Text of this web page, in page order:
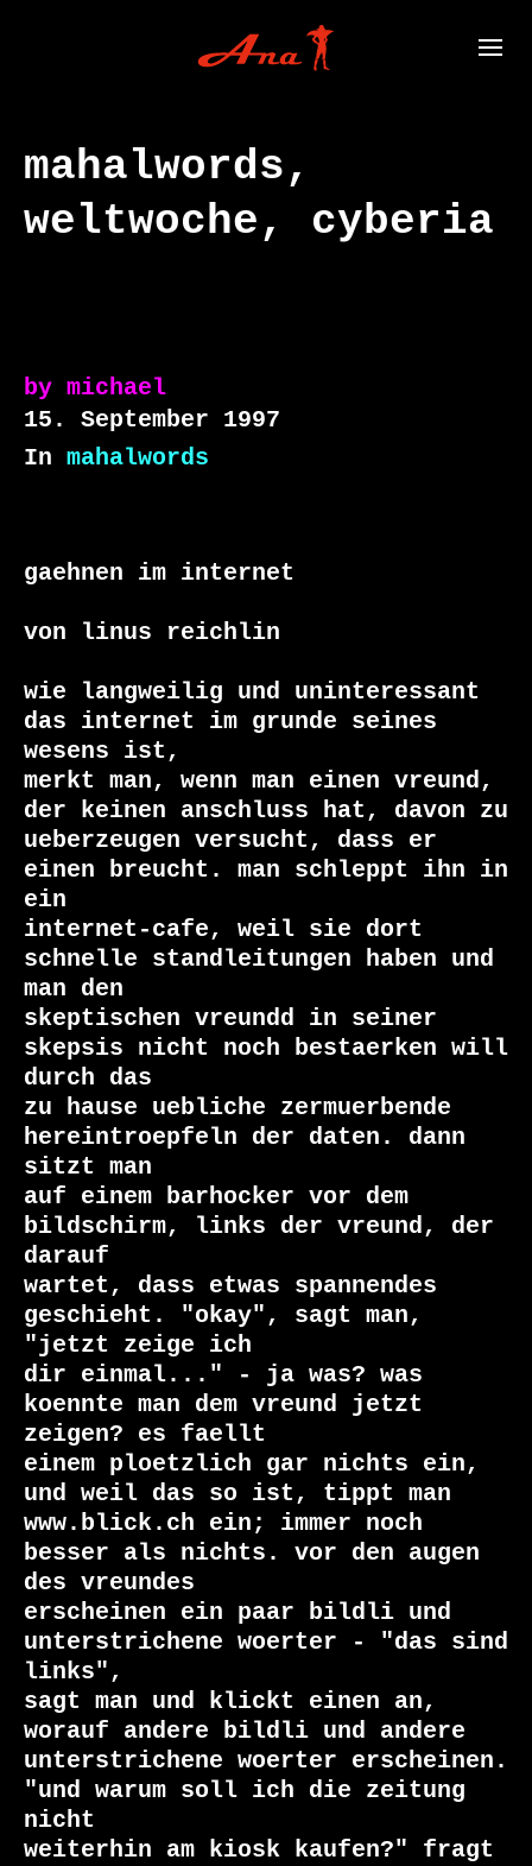
mahalwords,
weltwoche, cyberia
by michael
15. September 1997
In mahalwords
gaehnen im internet
von linus reichlin
wie langweilig und uninteressant
das internet im grunde seines
wesens ist,
merkt man, wenn man einen vreund,
der keinen anschluss hat, davon zu
ueberzeugen versucht, dass er
einen breucht. man schleppt ihn in
ein
internet-cafe, weil sie dort
schnelle standleitungen haben und
man den
skeptischen vreundd in seiner
skepsis nicht noch bestaerken will
durch das
zu hause uebliche zermuerbende
hereintroepfeln der daten. dann
sitzt man
auf einem barhocker vor dem
bildschirm, links der vreund, der
darauf
wartet, dass etwas spannendes
geschieht. "okay", sagt man,
"jetzt zeige ich
dir einmal..." - ja was? was
koennte man dem vreund jetzt
zeigen? es faellt
einem ploetzlich gar nichts ein,
und weil das so ist, tippt man
www.blick.ch ein; immer noch
besser als nichts. vor den augen
des vreundes
erscheinen ein paar bildli und
unterstrichene woerter - "das sind
links",
sagt man und klickt einen an,
worauf andere bildli und andere
unterstrichene woerter erscheinen.
"und warum soll ich die zeitung
nicht
weiterhin am kiosk kaufen?" fragt